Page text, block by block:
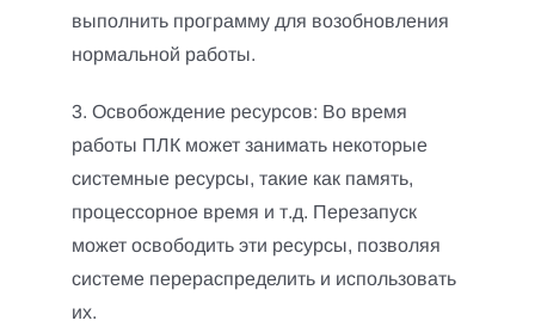
выполнить программу для возобновления
нормальной работы.
3. Освобождение ресурсов: Во время
работы ПЛК может занимать некоторые
системные ресурсы, такие как память,
процессорное время и т.д. Перезапуск
может освободить эти ресурсы, позволяя
системе перераспределить и использовать
их.